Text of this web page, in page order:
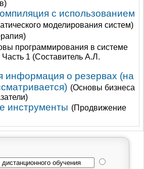
с использованием
моделирования систем)
программирования в системе
1 (Составитель А.Л.
информация о резервах (на
(Основы бизнеса
инструменты (Продвижение